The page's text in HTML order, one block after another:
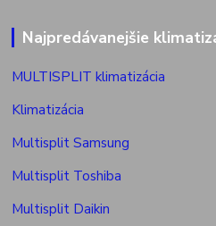
Najpredávanejšie
MULTISPLIT klimatizácia
Klimatizácia
Multisplit Samsung
Multisplit Toshiba
Multisplit Daikin